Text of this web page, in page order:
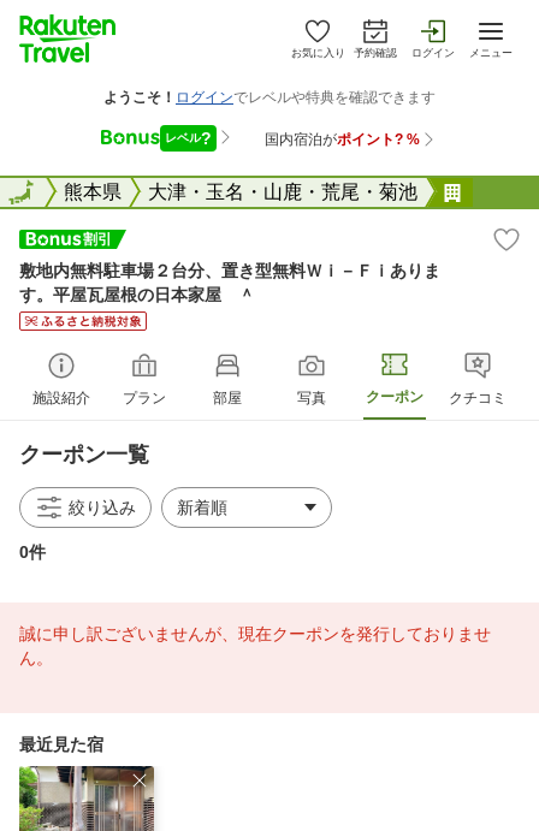
お気に入り 予約確認 ログイン メニュー
全国熊本県 大津・玉名・山鹿・荒尾・菊池
全国
敷地内無料駐車場２台分、置き型無料Ｗｉ－Ｆｉありま
す。平屋瓦屋根の日本家屋 ＾
施設紹介 プラン 部屋 写真 クーポン クチコミ
クーポン一覧
絞り込み
0件
誠に申し訳ございませんが、現在クーポンを発行しておりませ
ん。
最近見た宿